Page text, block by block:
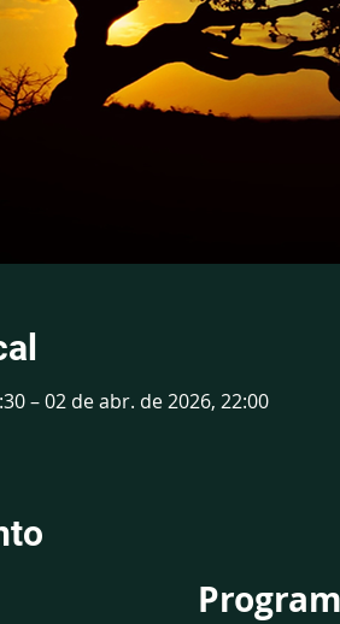
– 02 de abr. de 2026, 22:00